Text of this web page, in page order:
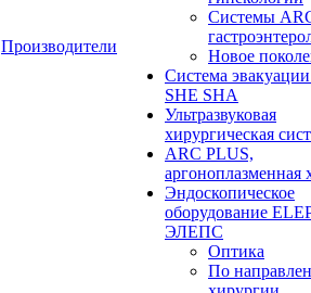
Производители
Системы
Новое
Система
SHE SHA
Ультразвуковая
хирургическая
ARC PLUS,
аргоноплазменная
Эндоскопическое
оборудование
ЭЛЕПС
Оптика
По